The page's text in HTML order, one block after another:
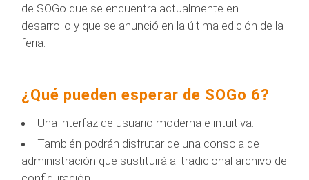
de SOGo que se encuentra actualmente en
desarrollo y que se anunció en la última edición de la
feria.
¿Qué pueden esperar de SOGo 6?
Una interfaz de usuario moderna e intuitiva.
También podrán disfrutar de una consola de
administración que sustituirá al tradicional archivo de